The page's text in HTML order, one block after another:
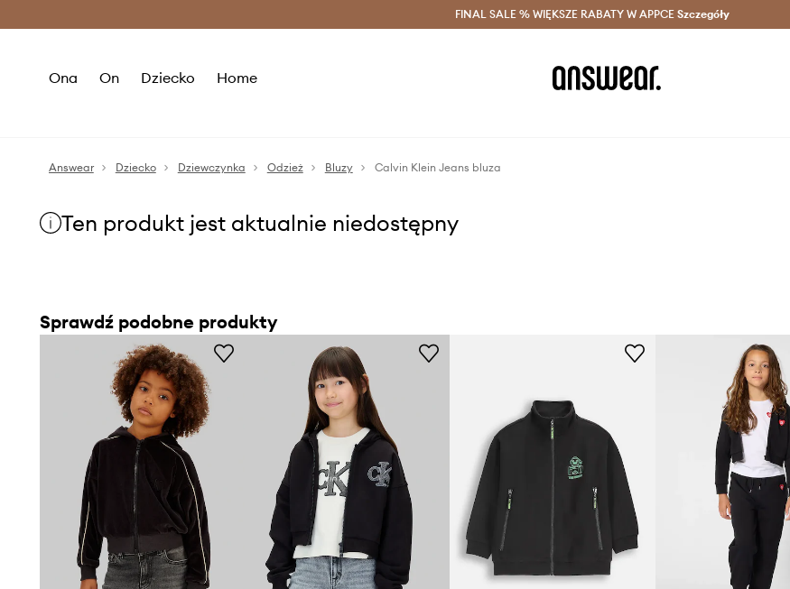
Oszczędzaj z Answear Club > Dostawa nawet w 24h >
FINAL SALE % WIĘKSZE RABATY W APPCE Szczegóły
Ona On Dziecko Home
Answear Dziecko Dziewczynka Odzież Bluzy Calvin Klein Jeans bluza
Ten produkt jest aktualnie niedostępny
Sprawdź podobne produkty